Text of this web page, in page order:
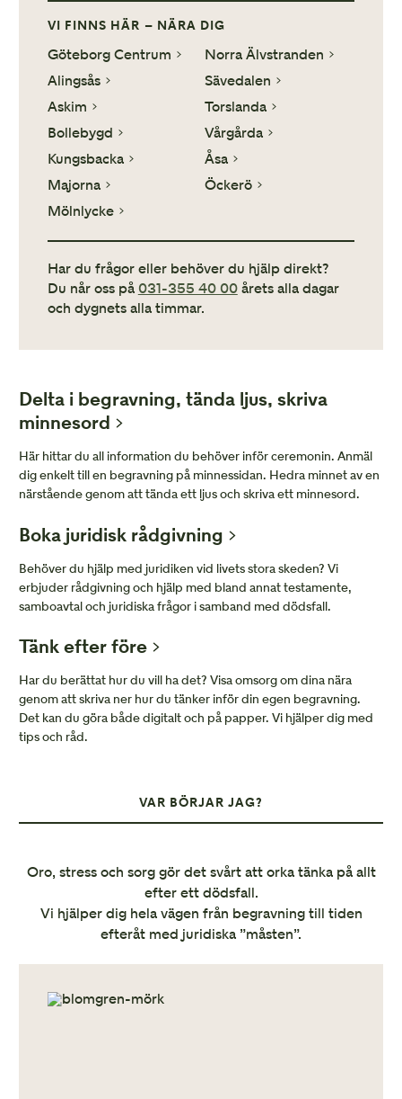
VI FINNS HÄR – NÄRA DIG
Göteborg Centrum
Alingsås
Askim
Bollebygd
Kungsbacka
Majorna
Mölnlycke
Norra Älvstranden
Sävedalen
Torslanda
Vårgårda
Åsa
Öckerö
Har du frågor eller behöver du hjälp direkt?
Du når oss på 031-355 40 00årets alla dagar
och dygnets alla timmar.
Delta i begravning, tända ljus, skriva
minnesord
Här hittar du all information du behöver inför ceremonin. Anmäl
dig enkelt till en begravning på minnessidan. Hedra minnet av en
närstående genom att tända ett ljus och skriva ett minnesord.
Boka juridisk rådgivning
Behöver du hjälp med juridiken vid livets stora skeden? Vi
erbjuder rådgivning och hjälp med bland annat testamente,
samboavtal och juridiska frågor i samband med dödsfall.
Tänk efter före
Har du berättat hur du vill ha det? Visa omsorg om dina nära
genom att skriva ner hur du tänker inför din egen begravning.
Det kan du göra både digitalt och på papper. Vi hjälper dig med
tips och råd.
VAR BÖRJAR JAG?
Oro, stress och sorg gör det svårt att orka tänka på allt
efter ett dödsfall.
Vi hjälper dig hela vägen från begravning till tiden
efteråt med juridiska ”måsten”.